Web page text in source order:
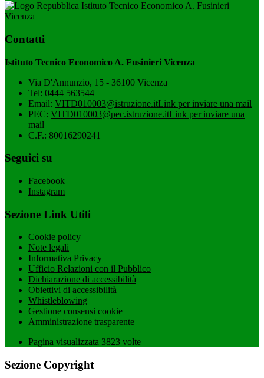
Istituto Tecnico Economico A. Fusinieri
Vicenza
Contatti
Istituto Tecnico Economico A. Fusinieri Vicenza
Via D'Annunzio, 15 - 36100 Vicenza
Tel: 0444 563544
Email: VITD010003@istruzione.itLink per inviare una mail
PEC: VITD010003@pec.istruzione.itLink per inviare una
mail
C.F.: 80016290241
Seguici su
Facebook
Instagram
Sezione Link Utili
Cookie policy
Note legali
Informativa Privacy
Ufficio Relazioni con il Pubblico
Dichiarazione di accessibilità
Obiettivi di accessibilità
Whistleblowing
Gestione consensi cookie
Amministrazione trasparente
Pagina visualizzata 3823 volte
Sezione Copyright